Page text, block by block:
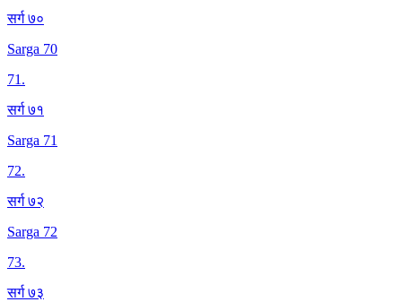
सर्ग ७०
Sarga 70
71.
सर्ग ७१
Sarga 71
72.
सर्ग ७२
Sarga 72
73.
सर्ग ७३